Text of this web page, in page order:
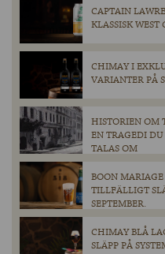
CAPTAIN
KLASSISK WEST
CHIMAY I
VARIANTER PÅ
HISTORIEN OM
EN TRAGEDI
TALAS OM
BOON
TILLFÄLLIGT
SEPTEMBER.
CHIMAY BLÅ
SLÄPP PÅ